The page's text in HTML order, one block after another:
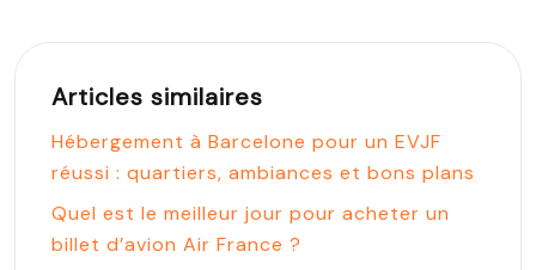
Articles similaires
Hébergement à Barcelone pour un EVJF
réussi : quartiers, ambiances et bons plans
Quel est le meilleur jour pour acheter un
billet d’avion Air France ?